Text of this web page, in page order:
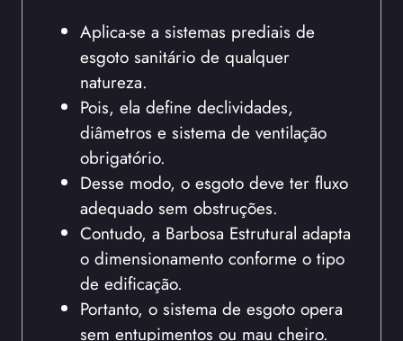
Aplica-se a sistemas prediais de
esgoto sanitário de qualquer
natureza.
Pois, ela define declividades,
diâmetros e sistema de ventilação
obrigatório.
Desse modo, o esgoto deve ter fluxo
adequado sem obstruções.
Contudo, a Barbosa Estrutural adapta
o dimensionamento conforme o tipo
de edificação.
Portanto, o sistema de esgoto opera
sem entupimentos ou mau cheiro.